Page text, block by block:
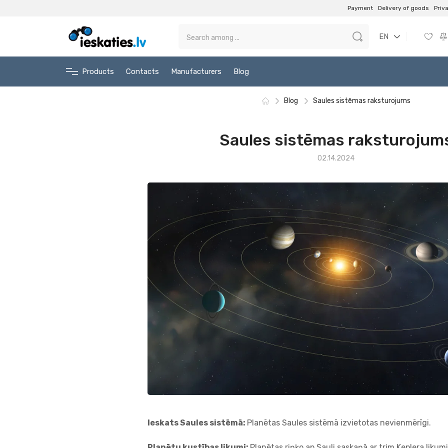
Payment Delivery of goods
EN
Products Contacts Manufacturers Blog
Blog Saules sistēmas raksturojums
Saules sistēmas
02.14.2024
Ieskats Saules sistēmā: Planētas Saules sistēmā izvietotas nevienmērīgi.